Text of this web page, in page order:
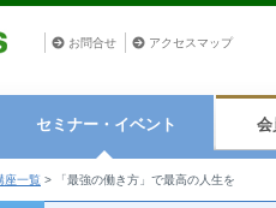
お問合せ アクセスマップ
セミナー・イベント 会
座一覧 > 「最強の働き方」で最高の人生を